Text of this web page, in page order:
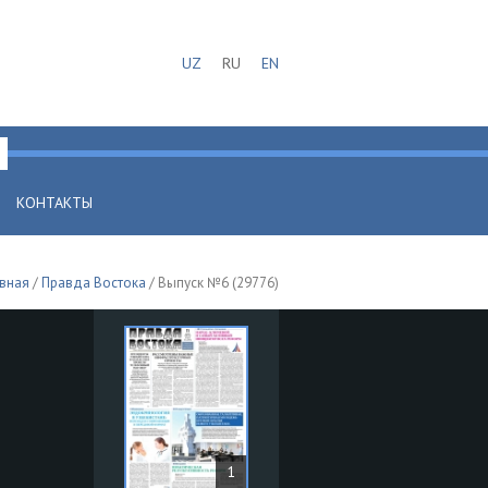
UZ RU EN
КОНТАКТЫ
/Правда Востока / Выпуск №6 (29776)
1